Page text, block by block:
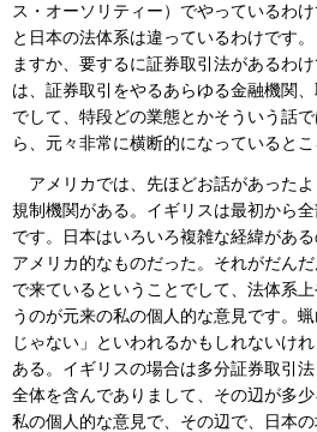
ス・オーソリティー）でやっているわ
と日本の法体系は違っているわけです
ますか、要するに証券取引法があるわ
は、証券取引をやるあらゆる金融機関
でして、特段どの業態とかそういう話
ら、元々非常に横断的になっているとこ
アメリカでは、先ほどお話があった
規制機関がある。イギリスは最初から
です。日本はいろいろ複雑な経緯があ
アメリカ的なものだった。それがだん
で来ているということでして、法体系
うのが元来の私の個人的な意見です。
じゃない」といわれるかもしれないけ
ある。イギリスの場合は多分証券取引
全体を含んでありまして、その辺が多
私の個人的な意見で、その辺で、日本